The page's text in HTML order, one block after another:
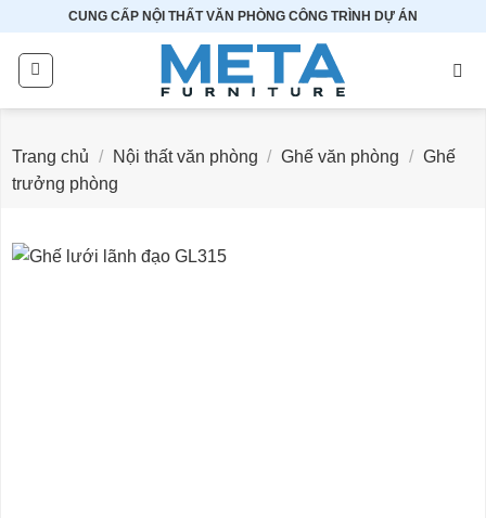
dung
CUNG CẤP NỘI THẤT VĂN PHÒNG CÔNG TRÌNH DỰ ÁN
Trang chủ / Nội thất văn phòng / Ghế văn phòng / Ghế
trưởng phòng